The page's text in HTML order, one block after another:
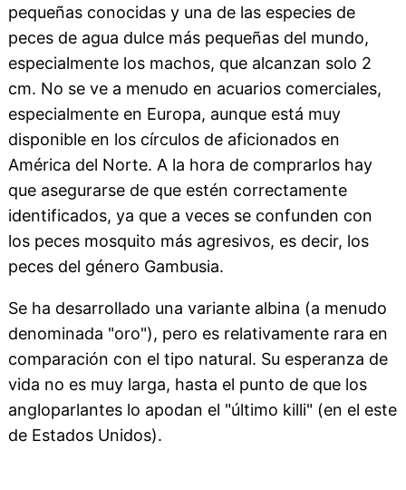
pequeñas conocidas y una de las especies de
peces de agua dulce más pequeñas del mundo,
especialmente los machos, que alcanzan solo 2
cm. No se ve a menudo en acuarios comerciales,
especialmente en Europa, aunque está muy
disponible en los círculos de aficionados en
América del Norte. A la hora de comprarlos hay
que asegurarse de que estén correctamente
identificados, ya que a veces se confunden con
los peces mosquito más agresivos, es decir, los
peces del género Gambusia.
Se ha desarrollado una variante albina (a menudo
denominada "oro"), pero es relativamente rara en
comparación con el tipo natural. Su esperanza de
vida no es muy larga, hasta el punto de que los
angloparlantes lo apodan el "último killi" (en el este
de Estados Unidos).